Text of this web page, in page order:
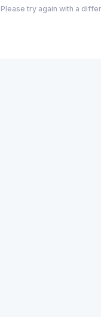
Please try again with a